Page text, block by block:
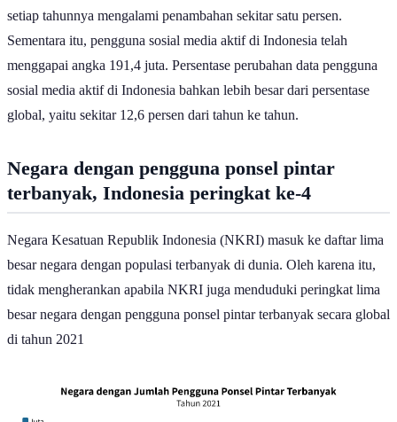
setiap tahunnya mengalami penambahan sekitar satu persen.
Sementara itu, pengguna sosial media aktif di Indonesia telah
menggapai angka 191,4 juta. Persentase perubahan data pengguna
sosial media aktif di Indonesia bahkan lebih besar dari persentase
global, yaitu sekitar 12,6 persen dari tahun ke tahun.
Negara dengan pengguna ponsel pintar
terbanyak, Indonesia peringkat ke-4
Negara Kesatuan Republik Indonesia (NKRI) masuk ke daftar lima
besar negara dengan populasi terbanyak di dunia. Oleh karena itu,
tidak mengherankan apabila NKRI juga menduduki peringkat lima
besar negara dengan pengguna ponsel pintar terbanyak secara global
di tahun 2021